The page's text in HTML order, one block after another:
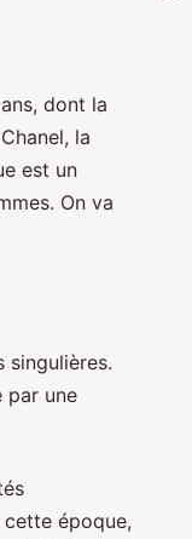
dont la
la
est un
On va
singulières.
par une
époque,